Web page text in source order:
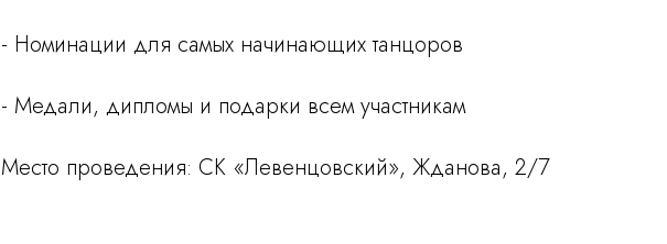
- Номинации для самых начинающих танцоров
- Медали, дипломы и подарки всем участникам
Место проведения: СК «Левенцовский», Жданова, 2/7